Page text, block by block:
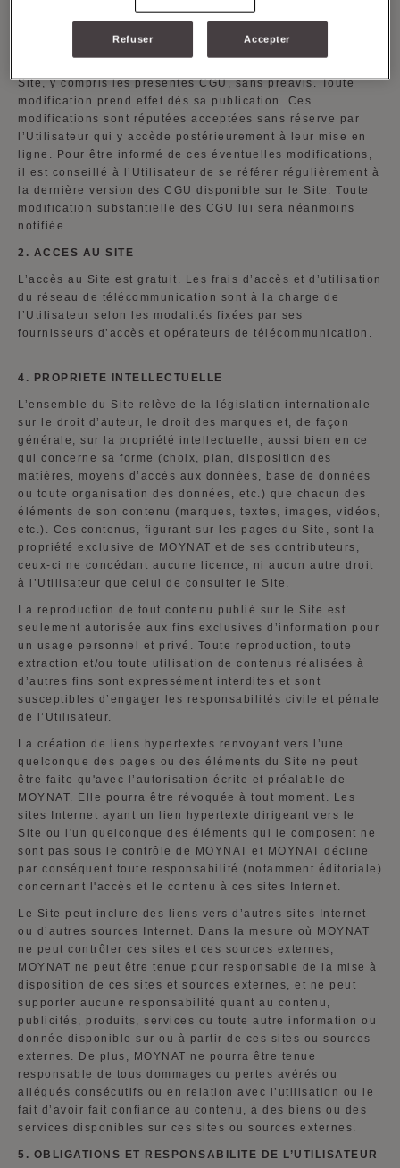
pas utiliser le Site.
MOYNAT se réserve la possibilité d’actualiser ou de
Site, y compris les présentes CGU, sans préavis. Toute
modification prend effet dès sa publication. Ces
modifications sont réputées acceptées sans réserve par
l’Utilisateur qui y accède postérieurement à leur mise en
ligne. Pour être informé de ces éventuelles modifications,
il est conseillé à l’Utilisateur de se référer régulièrement à
la dernière version des CGU disponible sur le Site. Toute
modification substantielle des CGU lui sera néanmoins
notifiée.
2. ACCES AU SITE
L’accès au Site est gratuit. Les frais d’accès et d’utilisation
du réseau de télécommunication sont à la charge de
l’Utilisateur selon les modalités fixées par ses
fournisseurs d’accès et opérateurs de télécommunication.
4. PROPRIETE INTELLECTUELLE
L’ensemble du Site relève de la législation internationale
sur le droit d’auteur, le droit des marques et, de façon
générale, sur la propriété intellectuelle, aussi bien en ce
qui concerne sa forme (choix, plan, disposition des
matières, moyens d’accès aux données, base de données
ou toute organisation des données, etc.) que chacun des
éléments de son contenu (marques, textes, images, vidéos,
etc.). Ces contenus, figurant sur les pages du Site, sont la
propriété exclusive de MOYNAT et de ses contributeurs,
ceux-ci ne concédant aucune licence, ni aucun autre droit
à l’Utilisateur que celui de consulter le Site.
La reproduction de tout contenu publié sur le Site est
seulement autorisée aux fins exclusives d’information pour
un usage personnel et privé. Toute reproduction, toute
extraction et/ou toute utilisation de contenus réalisées à
d’autres fins sont expressément interdites et sont
susceptibles d’engager les responsabilités civile et pénale
de l’Utilisateur.
La création de liens hypertextes renvoyant vers l’une
quelconque des pages ou des éléments du Site ne peut
être faite qu'avec l’autorisation écrite et préalable de
MOYNAT. Elle pourra être révoquée à tout moment. Les
sites Internet ayant un lien hypertexte dirigeant vers le
Site ou l'un quelconque des éléments qui le composent ne
sont pas sous le contrôle de MOYNAT et MOYNAT décline
par conséquent toute responsabilité (notamment éditoriale)
concernant l'accès et le contenu à ces sites Internet.
Le Site peut inclure des liens vers d’autres sites Internet
ou d’autres sources Internet. Dans la mesure où MOYNAT
ne peut contrôler ces sites et ces sources externes,
MOYNAT ne peut être tenue pour responsable de la mise à
disposition de ces sites et sources externes, et ne peut
supporter aucune responsabilité quant au contenu,
publicités, produits, services ou toute autre information ou
donnée disponible sur ou à partir de ces sites ou sources
externes. De plus, MOYNAT ne pourra être tenue
responsable de tous dommages ou pertes avérés ou
allégués consécutifs ou en relation avec l’utilisation ou le
fait d’avoir fait confiance au contenu, à des biens ou des
services disponibles sur ces sites ou sources externes.
5. OBLIGATIONS ET RESPONSABILITE DE L’UTILISATEUR
Refuser Accepter